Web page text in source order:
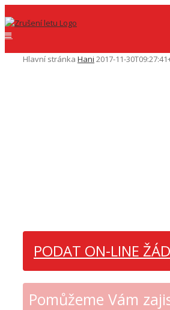
Hlavní stránka Hani 2017-11-
PODAT ON-LINE
Pomůžeme Vám